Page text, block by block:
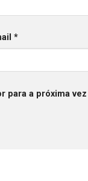
*
para a próxima